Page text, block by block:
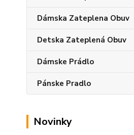
Dámska Zateplena Obuv
Detska Zateplená Obuv
Dámske Prádlo
Pánske Pradlo
Novinky